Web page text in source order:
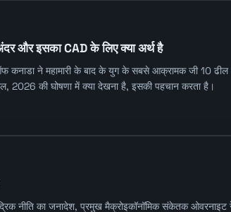
और इसका CAD के लिए क्या अर्थ है
कनाडा ने महामारी के बाद के युग के सबसे आक्रामक जी 10
2026 की घोषणा में क्या देखना है, इसकी पहचान करता है।
नीति का जनादेश, प्रमुख मैक्रोइकॉनॉमिक संकेतक